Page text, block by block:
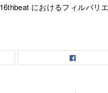
におけるフィルバリ